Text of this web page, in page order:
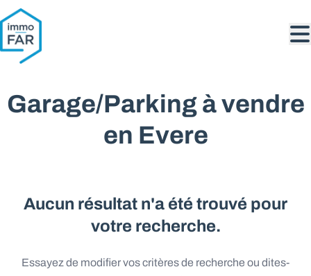
Aller au contenu principal
Garage/Parking à vendre
en Evere
Aucun résultat n'a été trouvé pour
votre recherche.
Essayez de modifier vos critères de recherche ou dites-